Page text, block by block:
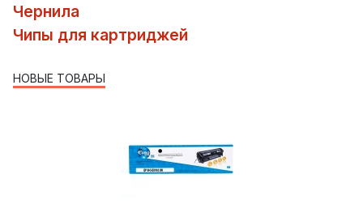
Чернила
Чипы для картриджей
НОВЫЕ ТОВАРЫ